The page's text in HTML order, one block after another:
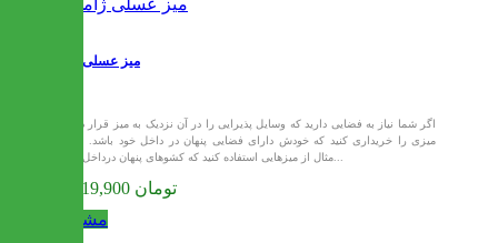
میز عسلی ژامک
اگر شما نیاز به فضایی دارید که وسایل پذیرایی را در آن نزدیک به میز قرار دهید،
میزی را خریداری کنید که خودش دارای فضایی پنهان در داخل خود باشد. برای
34,119,900 تومان
مشاهده